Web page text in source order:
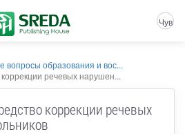
Чув
вопросы образования и вос...
коррекции речевых нарушен...
коррекции речевых